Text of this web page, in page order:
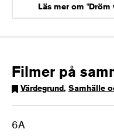
Läs mer om
Filmer på
Värdegrund, Samhälle
6A